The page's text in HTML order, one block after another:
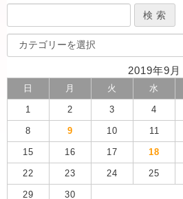
2019年9月
日 月 火 水
1 2 3 4
8 9 10 11
15 16 17 18
22 23 24 25
29
30